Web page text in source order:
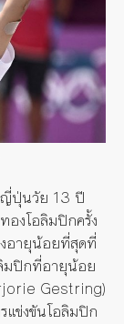
ปุ่นวัย 13 ปี
องโอลิมปิกครั้ง
อายุน้อยที่สุดที่
มปิกที่อายุน้อย
Gestring)
แข่งขันโอลิมปิก